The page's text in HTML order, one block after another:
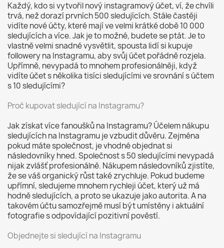
Každý, kdo si vytvořil nový instagramový účet, ví, že chvíli
trvá, než dorazí prvních 500 sledujících. Stále častěji
vidíte nové účty, které mají ve velmi krátké době 10 000
sledujících a více. Jak je to možné, budete se ptát. Je to
vlastně velmi snadné vysvětlit, spousta lidí si kupuje
followery na Instagramu, aby svůj účet pořádně rozjela.
Upřímně, nevypadá to mnohem profesionálněji, když
vidíte účet s několika tisíci sledujícími ve srovnání s účtem
s 10 sledujícími?
Proč kupovat sledující na Instagramu?
Jak získat více fanoušků na Instagramu? Účelem nákupu
sledujících na Instagramu je vzbudit důvěru. Zejména
pokud máte společnost, je vhodné objednat si
následovníky hned. Společnost s 50 sledujícími nevypadá
nijak zvlášť profesionálně. Nákupem následovníků zjistíte,
že se váš organický růst také zrychluje. Pokud budeme
upřímní, sledujeme mnohem rychleji účet, který už má
hodně sledujících, a proto se ukazuje jako autorita. A na
takovém účtu samozřejmě musí být umístěny i aktuální
fotografie s odpovídající pozitivní pověstí.
Objednejte si sledující na Instagramu